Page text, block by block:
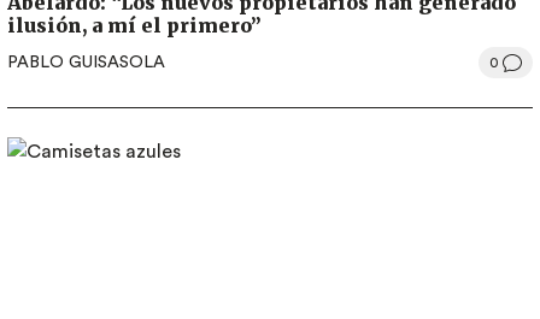
ilusión, a mí el primero”
PABLO GUISASOLA 0